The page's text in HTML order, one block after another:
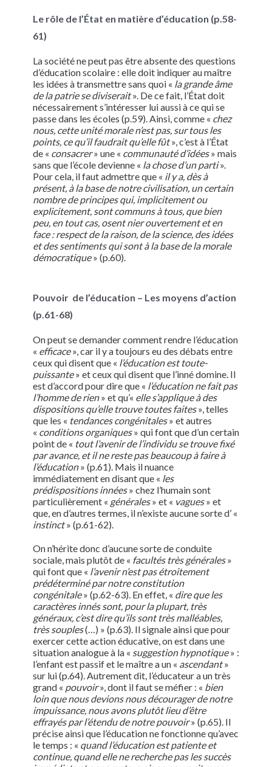
Le rôle de l’État en matière d’éducation (p.58-
61)
La société ne peut pas être absente des questions
d’éducation scolaire : elle doit indiquer au maître
les idées à transmettre sans quoi « la grande âme
de la patrie se diviserait». De ce fait, l’État doit
nécessairement s’intéresser lui aussi à ce qui se
passe dans les écoles (p.59). Ainsi, comme « chez
nous, cette unité morale n’est pas, sur tous les
points, ce qu’il faudrait qu’elle fût», c’est à l’État
de « consacrer» une « communauté d’idées» mais
sans que l’école devienne « la chose d’un parti».
Pour cela, il faut admettre que « il y a, dès à
présent, à la base de notre civilisation, un certain
nombre de principes qui, implicitement ou
explicitement, sont communs à tous, que bien
peu, en tout cas, osent nier ouvertement et en
face : respect de la raison, de la science, des idées
et des sentiments qui sont à la base de la morale
démocratique» (p.60).
Pouvoir de l’éducation – Les moyens d’action
(p.61-68)
On peut se demander comment rendre l’éducation
« efficace», car il y a toujours eu des débats entre
ceux qui disent que « l’éducation est toute-
puissante» et ceux qui disent que l’inné domine. Il
est d’accord pour dire que « l’éducation ne fait pas
l’homme de rien» et qu’« elle s’applique à des
dispositions qu’elle trouve toutes faites», telles
que les « tendances congénitales» et autres
« conditions organiques» qui font que d’un certain
point de « tout l’avenir de l’individu se trouve fixé
par avance, et il ne reste pas beaucoup à faire à
l’éducation» (p.61). Mais il nuance
immédiatement en disant que « les
prédispositions innées» chez l’humain sont
particulièrement « générales» et « vagues» et
que, en d’autres termes, il n’existe aucune sorte d’ «
instinct» (p.61-62).
On n’hérite donc d’aucune sorte de conduite
sociale, mais plutôt de « facultés très générales»
qui font que « l’avenir n’est pas étroitement
prédéterminé par notre constitution
congénitale» (p.62-63). En effet, « dire que les
caractères innés sont, pour la plupart, très
généraux, c’est dire qu’ils sont très malléables,
très souples(…) » (p.63). Il signale ainsi que pour
exercer cette action éducative, on est dans une
situation analogue à la « suggestion hypnotique» :
l’enfant est passif et le maître a un « ascendant»
sur lui (p.64). Autrement dit, l’éducateur a un très
grand « pouvoir», dont il faut se méfier : « bien
loin que nous devions nous décourager de notre
impuissance, nous avons plutôt lieu d’être
effrayés par l’étendu de notre pouvoir» (p.65). Il
précise ainsi que l’éducation ne fonctionne qu’avec
le temps : « quand l’éducation est patiente et
continue, quand elle ne recherche pas les succès